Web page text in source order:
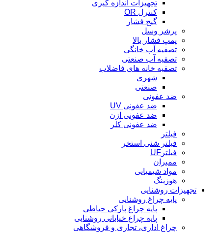
تجهیزات اندازه گیری
کنترل OR
گیج فشار
پرشر وسل
پمپ فشار بالا
تصفیه آب خانگی
تصفیه آب صنعتی
تصفیه خانه های فاضلاب
شهری
صنعتی
ضد عفونی
ضد عفونی UV
ضد عفونی ازن
ضد عفونی کلر
فیلتر
فیلتر شنی استخر
فیلترUF
ممبران
مواد شیمیایی
هوزینگ
تجهیزات روشنایی
پایه چراغ روشنایی
پایه چراغ پارکی حیاطی
پایه چراغ خیابانی روشنایی
چراغ اداری، تجاری و فروشگاهی